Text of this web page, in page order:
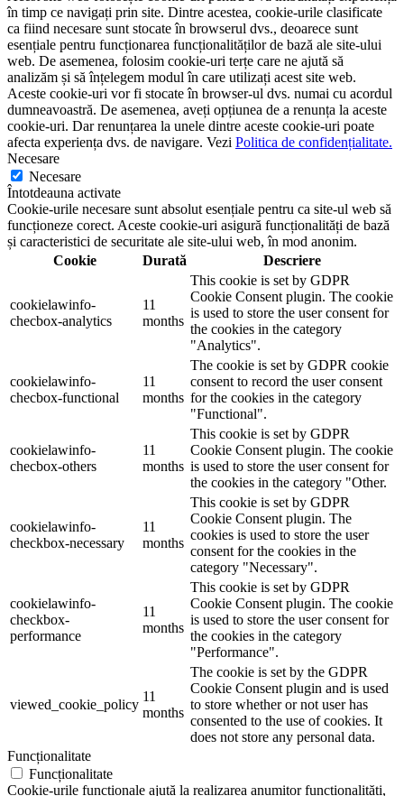
în timp ce navigați prin site. Dintre acestea, cookie-urile clasificate
ca fiind necesare sunt stocate în browserul dvs., deoarece sunt
esențiale pentru funcționarea funcționalităților de bază ale site-ului
web. De asemenea, folosim cookie-uri terțe care ne ajută să
analizăm și să înțelegem modul în care utilizați acest site web.
Aceste cookie-uri vor fi stocate în browser-ul dvs. numai cu acordul
dumneavoastră. De asemenea, aveți opțiunea de a renunța la aceste
cookie-uri. Dar renunțarea la unele dintre aceste cookie-uri poate
afecta experiența dvs. de navigare. Vezi Politica de confidențialitate.
Necesare
Necesare
Întotdeauna activate
Cookie-urile necesare sunt absolut esențiale pentru ca site-ul web să
funcționeze corect. Aceste cookie-uri asigură funcționalități de bază
și caracteristici de securitate ale site-ului web, în ​​mod anonim.
Cookie
Durată Descriere
cookielawinfo-
checbox-analytics
11
months
This cookie is set by GDPR
Cookie Consent plugin. The cookie
is used to store the user consent for
the cookies in the category
"Analytics".
cookielawinfo-
checbox-functional
11
months
The cookie is set by GDPR cookie
consent to record the user consent
for the cookies in the category
"Functional".
cookielawinfo-
checbox-others
11
months
This cookie is set by GDPR
Cookie Consent plugin. The cookie
is used to store the user consent for
the cookies in the category "Other.
cookielawinfo-
checkbox-necessary
11
months
This cookie is set by GDPR
Cookie Consent plugin. The
cookies is used to store the user
consent for the cookies in the
category "Necessary".
cookielawinfo-
checkbox-
performance
11
months
This cookie is set by GDPR
Cookie Consent plugin. The cookie
is used to store the user consent for
the cookies in the category
"Performance".
viewed_cookie_policy
11
months
The cookie is set by the GDPR
Cookie Consent plugin and is used
to store whether or not user has
consented to the use of cookies. It
does not store any personal data.
Funcționalitate
Funcționalitate
Cookie-urile funcționale ajută la realizarea anumitor funcționalități,